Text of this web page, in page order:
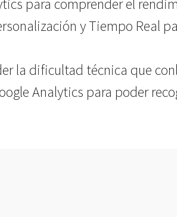
para comprender el
y Tiempo Real
la dificultad técnica que
Analytics para poder